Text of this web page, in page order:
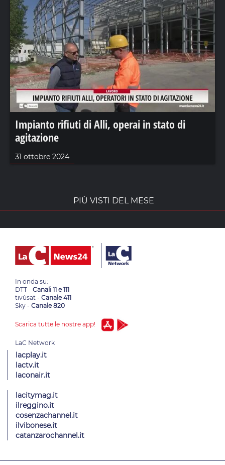
Impianto rifiuti di Alli, operai in stato di
agitazione
31 ottobre 2024
PIÙ VISTI DEL MESE
In onda su:
DTT - Canali 11 e 111
tivùsat - Canale 411
Sky - Canale 820
Scarica tutte le nostre app!
lacplay.it
lactv.it
laconair.it
lacitymag.it
ilreggino.it
cosenzachannel.it
ilvibonese.it
catanzarochannel.it